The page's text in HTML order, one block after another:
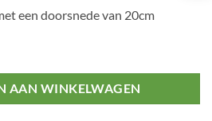
een doorsnede van 20cm
AAN WINKELWAGEN